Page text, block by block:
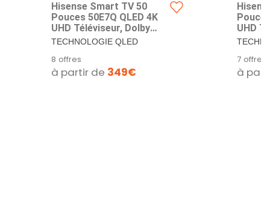
Hisense Smart TV 50
Pouces 50E7Q QLED 4K
UHD Téléviseur, Dolby
Vision Atmos, Mode
Sport IA MEMC, HDR,
VIDAA avec Youtube,
Netflix, Disney+, Canal +,
Commande vocale Alexa
TECHNOLOGIE QLED
dans un monde de couleurs...
8 offres
à partir de 349€
UHD
Vision
VIDAA
Netflix,
un
7 offres
à